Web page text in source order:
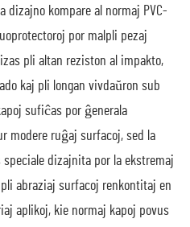
kompare al normaj PVC-
por malpli pezaj
pli altan reziston al impakto,
kaj pli longan vivdaŭron sub
sufiĉas por ĝenerala
modere ruĝaj surfacoj, sed la
speciale dizajnita por la ekstremaj
abraziaj surfacoj renkontitaj en
aplikoj, kie normaj kapoj povus